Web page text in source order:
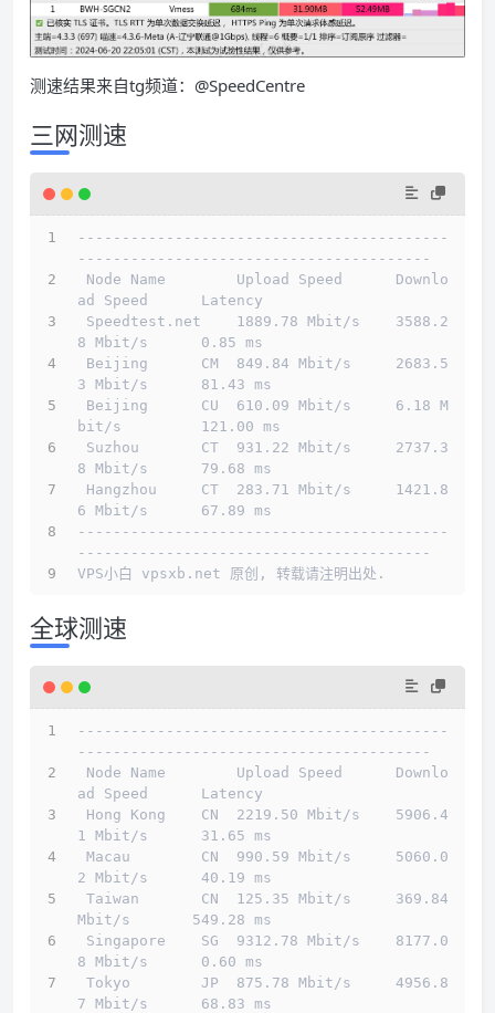
测速结果来自tg频道：@SpeedCentre
三网测速
------------------------------------------
----------------------------------------
------------------------------------------
----------------------------------------
VPS小白 vpsxb.net 原创, 转载请注明出处.
全球测速
------------------------------------------
----------------------------------------